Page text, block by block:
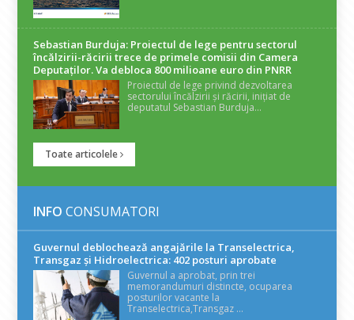
Sebastian Burduja: Proiectul de lege pentru sectorul
încălzirii-răcirii trece de primele comisii din Camera
Deputaților. Va debloca 800 milioane euro din PNRR
Proiectul de lege privind dezvoltarea
sectorului încălzirii și răcirii, inițiat de
deputatul Sebastian Burduja...
Toate articolele
INFO CONSUMATORI
Guvernul deblochează angajările la Transelectrica,
Transgaz și Hidroelectrica: 402 posturi aprobate
Guvernul a aprobat, prin trei
memorandumuri distincte, ocuparea
posturilor vacante la
Transelectrica,Transgaz ...